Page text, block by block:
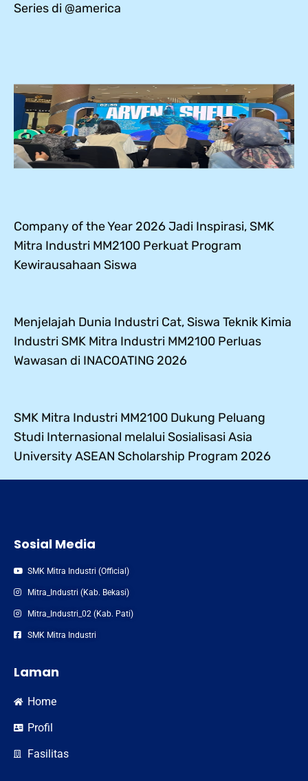
Series di @america
Company of the Year 2026 Jadi Inspirasi, SMK
Mitra Industri MM2100 Perkuat Program
Kewirausahaan Siswa
Menjelajah Dunia Industri Cat, Siswa Teknik Kimia
Industri SMK Mitra Industri MM2100 Perluas
Wawasan di INACOATING 2026
SMK Mitra Industri MM2100 Dukung Peluang
Studi Internasional melalui Sosialisasi Asia
University ASEAN Scholarship Program 2026
Sosial Media
SMK Mitra Industri (Official)
Mitra_Industri (Kab. Bekasi)
Mitra_Industri_02 (Kab. Pati)
SMK Mitra Industri
Laman
Home
Profil
Fasilitas